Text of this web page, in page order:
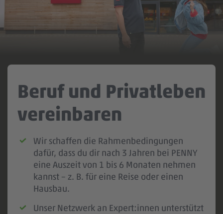
Akzeptieren
Usercentrics Consent Management
Beruf und Privatleben
vereinbaren
Wir schaffen die Rahmenbedingungen
dafür, dass du dir nach 3 Jahren bei PENNY
eine Auszeit von 1 bis 6 Monaten nehmen
kannst – z. B. für eine Reise oder einen
Hausbau.
Unser Netzwerk an Expert:innen unterstützt